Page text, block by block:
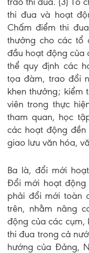
thi đua và hoạt
Chấm điểm thi
thưởng cho các tổ
đầu hoạt động của
thể quy định các
tọa đàm, trao đổi
khen thưởng; kiểm
viên trong thực
tham quan, học
các hoạt động
giao lưu văn hóa,
Ba là, đổi mới
Đổi mới hoạt động
phải đổi mới toàn
trên, nhằm nâng
động của các cụm,
thi đua trong cả
hướng của Đảng,